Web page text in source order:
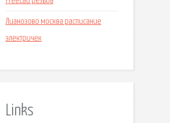
Лианозово москва расписание
электричек
Links